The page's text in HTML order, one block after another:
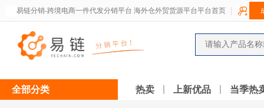
易链分销-跨境电商一件代发分销平台 海外仓外贸货源平台平台首页
全部分类 热卖 上新优品 当季热